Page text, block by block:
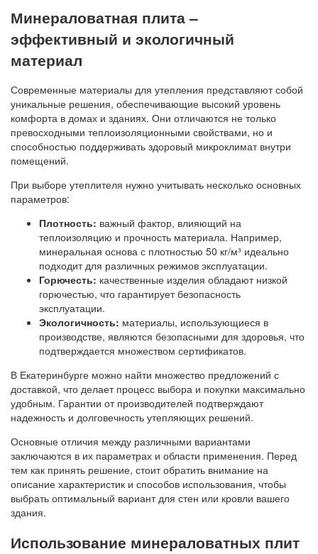
Минераловатная плита –
эффективный и экологичный
материал
Современные материалы для утепления представляют собой
уникальные решения, обеспечивающие высокий уровень
комфорта в домах и зданиях. Они отличаются не только
превосходными теплоизоляционными свойствами, но и
способностью поддерживать здоровый микроклимат внутри
помещений.
При выборе утеплителя нужно учитывать несколько основных
параметров:
Плотность: важный фактор, влияющий на
теплоизоляцию и прочность материала. Например,
минеральная основа с плотностью 50 кг/м³ идеально
подходит для различных режимов эксплуатации.
Горючесть: качественные изделия обладают низкой
горючестью, что гарантирует безопасность
эксплуатации.
Экологичность: материалы, использующиеся в
производстве, являются безопасными для здоровья, что
подтверждается множеством сертификатов.
В Екатеринбурге можно найти множество предложений с
доставкой, что делает процесс выбора и покупки максимально
удобным. Гарантии от производителей подтверждают
надежность и долговечность утепляющих решений.
Основные отличия между различными вариантами
заключаются в их параметрах и области применения. Перед
тем как принять решение, стоит обратить внимание на
описание характеристик и способов использования, чтобы
выбрать оптимальный вариант для стен или кровли вашего
здания.
Использование минераловатных плит